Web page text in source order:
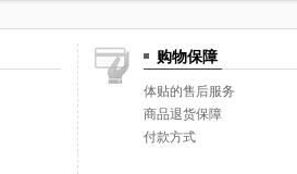
购物保障
体贴的售后服务
商品退货保障
付款方式